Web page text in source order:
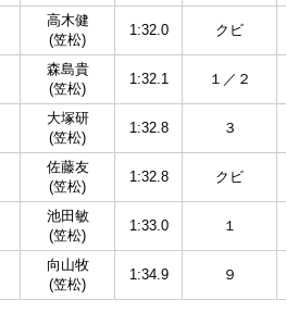
高木健
(笠松)
1:32.0 クビ
森島貴
(笠松)
1:32.1 １／２
大塚研
(笠松)
1:32.8 ３
佐藤友
(笠松)
1:32.8 クビ
池田敏
(笠松)
1:33.0 １
向山牧
(笠松)
1:34.9 ９